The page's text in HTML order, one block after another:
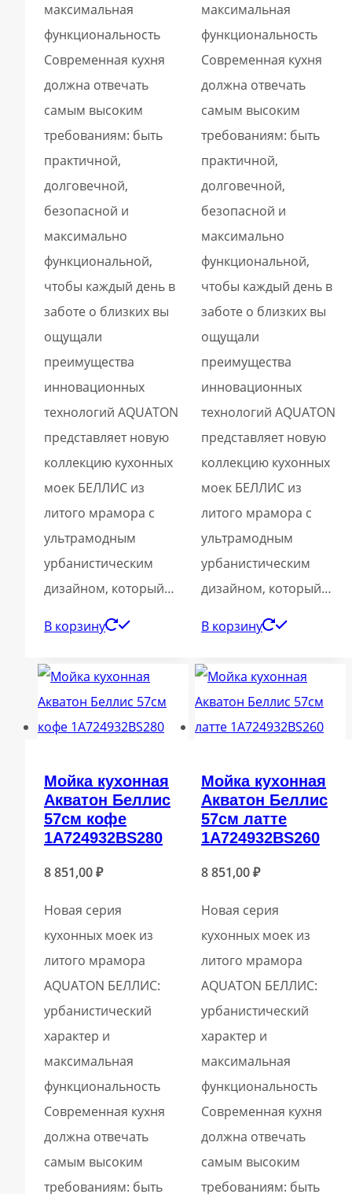
максимальная
функциональность
Современная кухня
должна отвечать
самым высоким
требованиям: быть
практичной,
долговечной,
безопасной и
максимально
функциональной,
чтобы каждый день в
заботе о близких вы
ощущали
преимущества
инновационных
технологий AQUATON
представляет новую
коллекцию кухонных
моек БЕЛЛИС из
литого мрамора с
ультрамодным
урбанистическим
дизайном, который…
В корзину
максимальная
функциональность
Современная кухня
должна отвечать
самым высоким
требованиям: быть
практичной,
долговечной,
безопасной и
максимально
функциональной,
чтобы каждый день в
заботе о близких вы
ощущали
преимущества
инновационных
технологий AQUATON
представляет новую
коллекцию кухонных
моек БЕЛЛИС из
литого мрамора с
ультрамодным
урбанистическим
дизайном, который…
В корзину
Мойка кухонная
Акватон Беллис
57см кофе
1A724932BS280
8 851,00₽
Новая серия
кухонных моек из
литого мрамора
AQUATON БЕЛЛИС:
урбанистический
характер и
максимальная
функциональность
Современная кухня
должна отвечать
самым высоким
требованиям: быть
Мойка кухонная
Акватон Беллис
57см латте
1A724932BS260
8 851,00₽
Новая серия
кухонных моек из
литого мрамора
AQUATON БЕЛЛИС:
урбанистический
характер и
максимальная
функциональность
Современная кухня
должна отвечать
самым высоким
требованиям: быть